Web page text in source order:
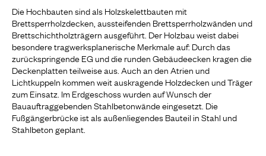
Die Hochbauten sind als Holzskelettbauten mit
Brettsperrholzdecken, aussteifenden Brettsperrholzwänden und
Brettschichtholzträgern ausgeführt. Der Holzbau weist dabei
besondere tragwerksplanerische Merkmale auf: Durch das
zurückspringende EG und die runden Gebäudeecken kragen die
Deckenplatten teilweise aus. Auch an den Atrien und
Lichtkuppeln kommen weit auskragende Holzdecken und Träger
zum Einsatz. Im Erdgeschoss wurden auf Wunsch der
Bauauftraggebenden Stahlbetonwände eingesetzt. Die
Fußgängerbrücke ist als außenliegendes Bauteil in Stahl und
Stahlbeton geplant.